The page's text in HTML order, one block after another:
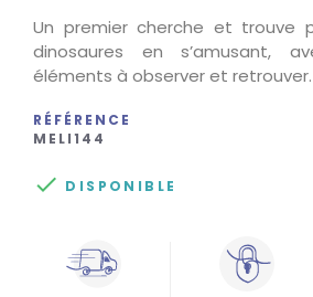
Un premier cherche et trouve
dinosaures en s’amusant,
éléments à observer et retrouver.
RÉFÉRENCE
MELI144
 DISPONIBLE